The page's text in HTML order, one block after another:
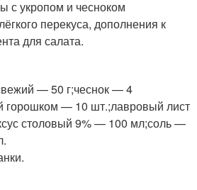
с укропом и чесноком
перекуса, дополнения к
для салата.
— 50 г;чеснок — 4
горошком — 10 шт.;лавровый лист
столовый 9% — 100 мл;соль —